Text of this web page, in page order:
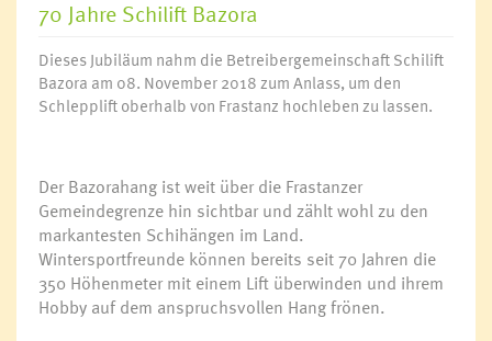
70 Jahre Schilift Bazora
Dieses Jubiläum nahm die Betreibergemeinschaft Schilift
Bazora am 08. November 2018 zum Anlass, um den
Schlepplift oberhalb von Frastanz hochleben zu lassen.
Der Bazorahang ist weit über die Frastanzer
Gemeindegrenze hin sichtbar und zählt wohl zu den
markantesten Schihängen im Land.
Wintersportfreunde können bereits seit 70 Jahren die
350 Höhenmeter mit einem Lift überwinden und ihrem
Hobby auf dem anspruchsvollen Hang frönen.